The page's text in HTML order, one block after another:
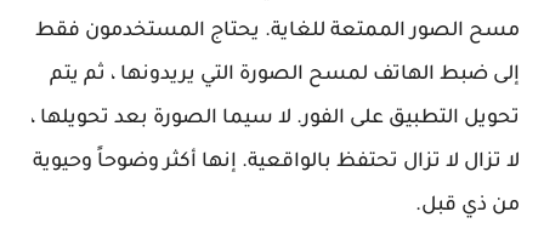
مسح الصور الممتعة للغاية. يحتاج المستخدمون فقط
إلى ضبط الهاتف لمسح الصورة التي يريدونها ، ثم يتم
تحويل التطبيق على الفور. لا سيما الصورة بعد تحويلها ،
لا تزال لا تزال تحتفظ بالواقعية. إنها أكثر وضوحاً وحيوية
من ذي قبل.